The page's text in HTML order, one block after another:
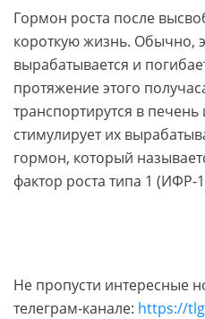
Гормон роста после
короткую жизнь. Обычно,
вырабатывается и
протяжение этого
транспортирутся в печень
стимулирует их
гормон, который
фактор роста типа 1 (ИФР-
Не пропусти интересные
телеграм-канале: https://